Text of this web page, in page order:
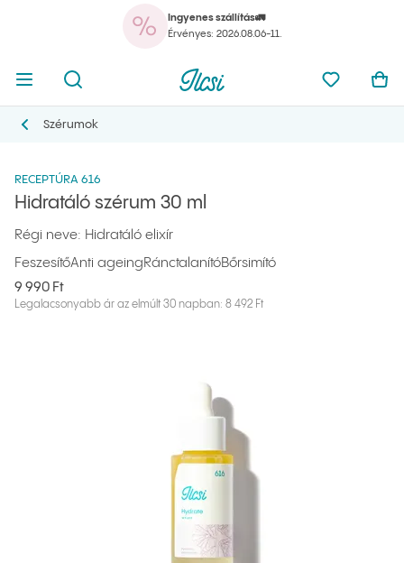
Ingyenes szállítás🚛
Érvényes: 2026.08.06-11.
Ilcsi kezdőlap
Menü megnyitása
Kereső megnyitása
Ilcsi kezdőlap
Menü megnyitása
Kereső megnyitása
A
Termékek
Szérumok és olajok
Szérumok
Hidratáló szérum 30 ml
RECEPTÚRA 616
Hidratáló szérum 30 ml
Régi neve: Hidratáló elixír
FeszesítőAnti ageing RánctalanítóBőrsimító
9 990 Ft
Legalacsonyabb ár az elmúlt 30 napban: 8 492 Ft